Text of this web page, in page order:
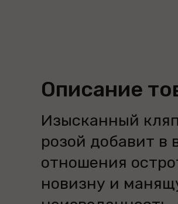
Описание
Изысканный
розой добавит в
отношения
новизну и